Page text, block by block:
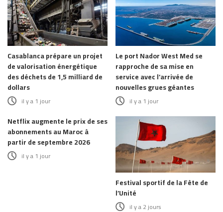
Casablanca prépare un projet
de valorisation énergétique
des déchets de 1,5 milliard de
dollars
il y a 1 jour
Le port Nador West Med se
rapproche de sa mise en
service avec l’arrivée de
nouvelles grues géantes
il y a 1 jour
Netflix augmente le prix de ses
abonnements au Maroc à
partir de septembre 2026
il y a 1 jour
Festival sportif de la Fête de
l’Unité
il y a 2 jours